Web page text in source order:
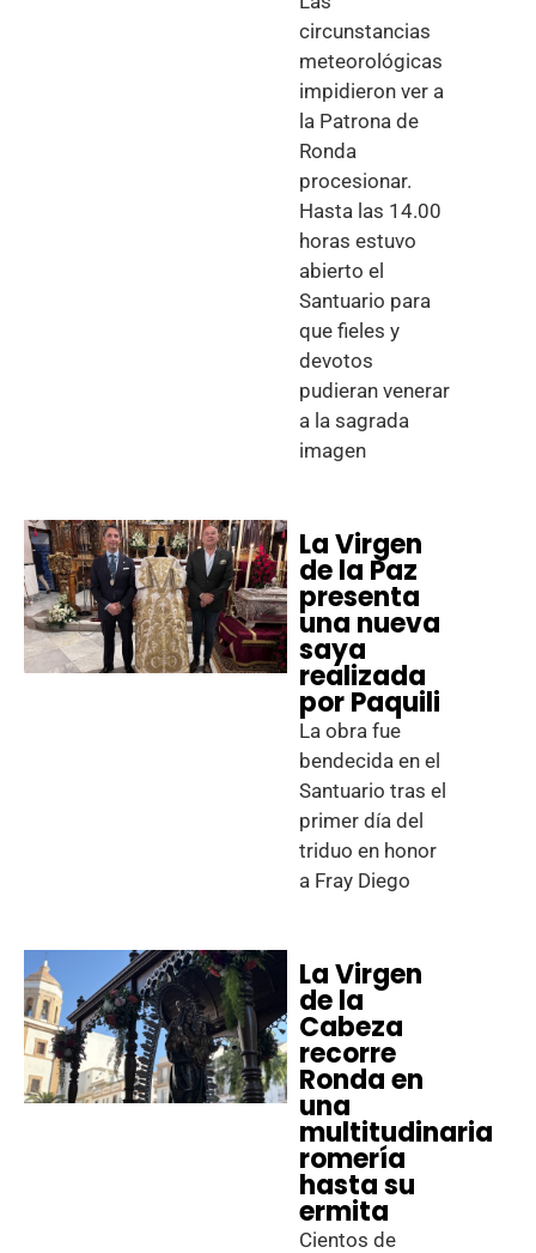
circunstancias
meteorológicas
impidieron ver a
la Patrona de
Ronda
procesionar.
Hasta las 14.00
horas estuvo
abierto el
Santuario para
que fieles y
devotos
pudieran venerar
a la sagrada
imagen
La Virgen
de la Paz
presenta
una nueva
saya
realizada
por Paquili
La obra fue
bendecida en el
Santuario tras el
primer día del
triduo en honor
a Fray Diego
La Virgen
de la
Cabeza
recorre
Ronda en
una
multitudinaria
romería
hasta su
ermita
Cientos de